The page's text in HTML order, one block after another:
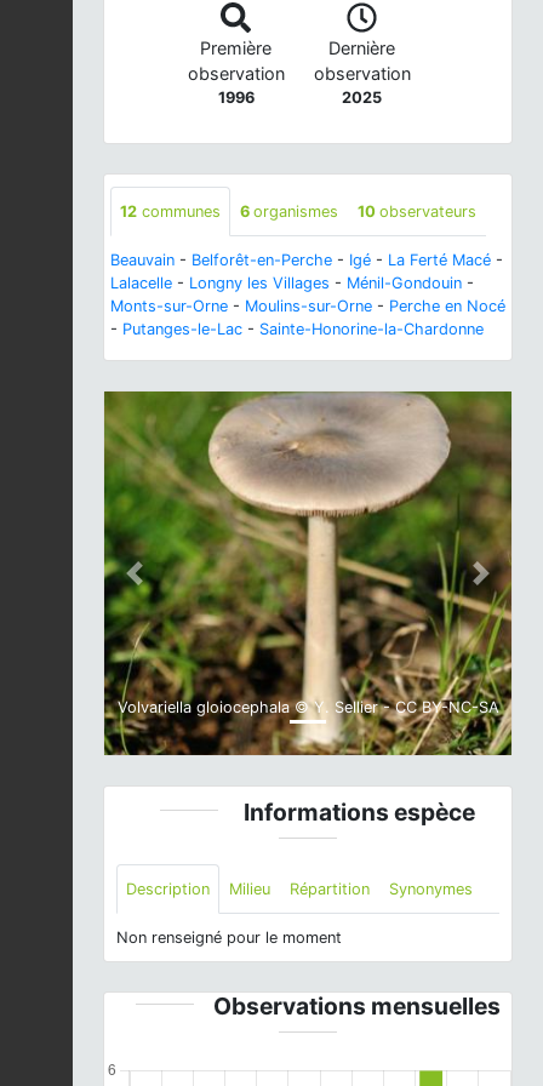
Première
observation
1996
Dernière
observation
2025
12 communes 6 organismes 10 observateurs
Beauvain - Belforêt-en-Perche - Igé - La Ferté Macé -
Lalacelle - Longny les Villages - Ménil-Gondouin -
Monts-sur-Orne - Moulins-sur-Orne - Perche en Nocé
- Putanges-le-Lac - Sainte-Honorine-la-Chardonne
Volvariella gloiocephala © Y. Sellier - CC BY-NC-SA
Previous Next
Informations espèce
Description Milieu Répartition Synonymes
Non renseigné pour le moment
Observations mensuelles